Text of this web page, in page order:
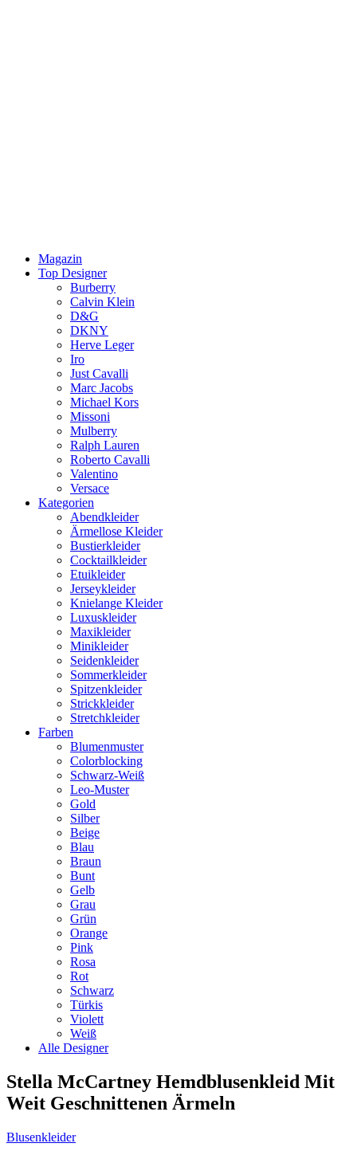
Magazin
Top Designer
Burberry
Calvin Klein
D&G
DKNY
Herve Leger
Iro
Just Cavalli
Marc Jacobs
Michael Kors
Missoni
Mulberry
Ralph Lauren
Roberto Cavalli
Valentino
Versace
Kategorien
Abendkleider
Ärmellose Kleider
Bustierkleider
Cocktailkleider
Etuikleider
Jerseykleider
Knielange Kleider
Luxuskleider
Maxikleider
Minikleider
Seidenkleider
Sommerkleider
Spitzenkleider
Strickkleider
Stretchkleider
Farben
Blumenmuster
Colorblocking
Schwarz-Weiß
Leo-Muster
Gold
Silber
Beige
Blau
Braun
Bunt
Gelb
Grau
Grün
Orange
Pink
Rosa
Rot
Schwarz
Türkis
Violett
Weiß
Alle Designer
Stella McCartney Hemdblusenkleid Mit
Weit Geschnittenen Ärmeln
Blusenkleider